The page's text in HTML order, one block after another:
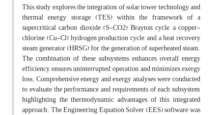
This study explores the integration of solar tower technology and
thermal energy storage (TES) within the framework of a
supercritical carbon dioxide (S-CO2) Brayton cycle, a copper-
chlorine (Cu-Cl) hydrogen production cycle, and a heat recovery
steam generator (HRSG) for the generation of superheated steam.
The combination of these subsystems enhances overall energy
efficiency, ensures uninterrupted operation, and minimizes exergy
loss. Comprehensive energy and exergy analyses were conducted
to evaluate the performance and requirements of each subsystem,
highlighting the thermodynamic advantages of this integrated
approach. The Engineering Equation Solver (EES) software was